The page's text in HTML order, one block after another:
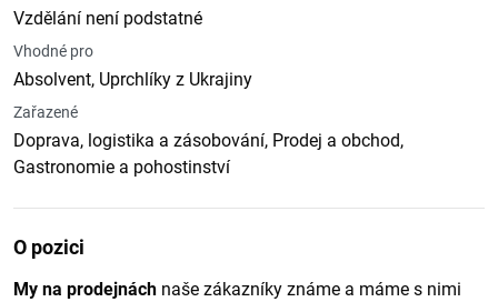
Vzdělání není podstatné
Vhodné pro
Absolvent, Uprchlíky z Ukrajiny
Zařazené
Doprava, logistika a zásobování, Prodej a obchod,
Gastronomie a pohostinství
O pozici
My na prodejnách naše zákazníky známe a máme s nimi